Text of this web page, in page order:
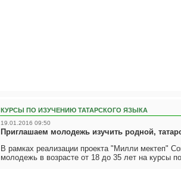
КУРСЫ ПО ИЗУЧЕНИЮ ТАТАРСКОГО ЯЗЫКА
19.01.2016 09:50
Приглашаем молодежь изучить родной,
В рамках реализации проекта "Милли мектеп"
молодежь в возрасте от 18 до 35 лет на курсы